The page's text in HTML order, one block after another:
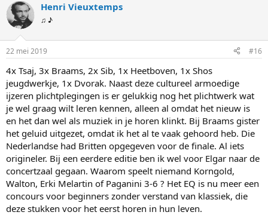
r
d
e
n
e
n
:
Henri Vieuxtemps
♫ ♪
22 mei 2019 #16
4x Tsaj, 3x Braams, 2x Sib, 1x Heetboven, 1x Shos
jeugdwerkje, 1x Dvorak. Naast deze cultureel armoedige
ijzeren plichtplegingen is er gelukkig nog het plichtwerk wat
je wel graag wilt leren kennen, alleen al omdat het nieuw is
en het dan wel als muziek in je horen klinkt. Bij Braams gister
het geluid uitgezet, omdat ik het al te vaak gehoord heb. Die
Nederlandse had Britten opgegeven voor de finale. Al iets
origineler. Bij een eerdere editie ben ik wel voor Elgar naar de
concertzaal gegaan. Waarom speelt niemand Korngold,
Walton, Erki Melartin of Paganini 3-6 ? Het EQ is nu meer een
concours voor beginners zonder verstand van klassiek, die
deze stukken voor het eerst horen in hun leven.